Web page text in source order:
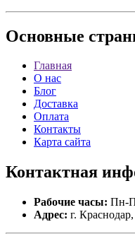
Основные
Главная
О нас
Блог
Доставка
Оплата
Контакты
Карта сайта
Контактная
Рабочие часы: Пн-
Адрес: г.